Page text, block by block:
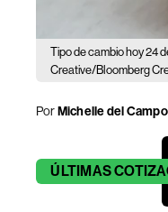
Tipo de cambio hoy 24
Creative/Bloomberg
PorMichelle del Campo
ÚLTIMAS